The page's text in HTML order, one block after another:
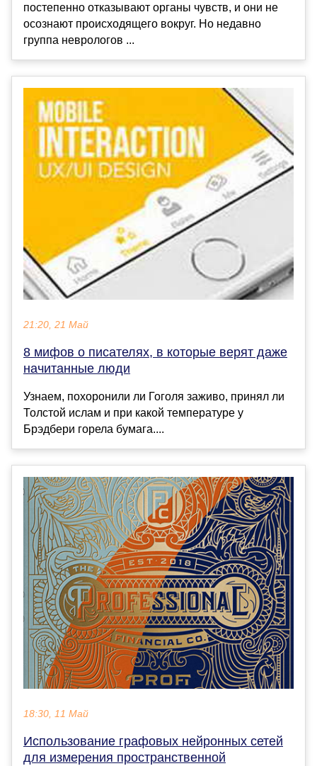
постепенно отказывают органы чувств, и они не
осознают происходящего вокруг. Но недавно
группа неврологов ...
21:20, 21 Май
8 мифов о писателях, в которые верят даже
начитанные люди
Узнаем, похоронили ли Гоголя заживо, принял ли
Толстой ислам и при какой температуре у
Брэдбери горела бумага....
18:30, 11 Май
Использование графовых нейронных сетей
для измерения пространственной